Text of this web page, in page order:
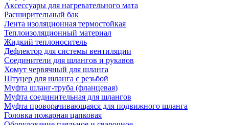
Аксессуары для нагревательного мата
Расширительный бак
Лента изоляционная термостойкая
Теплоизоляционный материал
Жидкий теплоноситель
Дефлектор для системы вентиляции
Соединители для шлангов и рукавов
Хомут червячный для шланга
Штуцер для шланга с резьбой
Муфта шланг-труба (фланцевая)
Муфта соединительная для шлангов
Муфта проворачивающаяся для подвижного шланга
Головка пожарная цапковая